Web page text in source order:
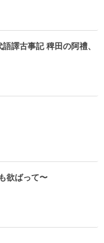
譯古事記 稗田の阿禮、
欲ばって〜